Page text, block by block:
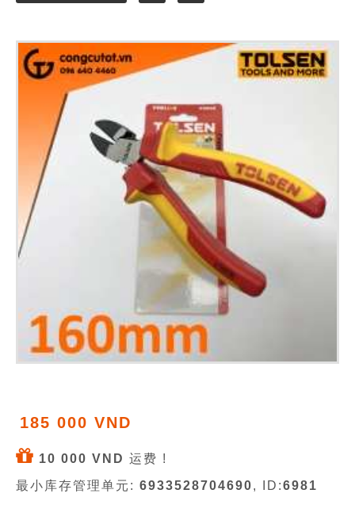
185 000 VND
10 000 VND 运费 !
最小库存管理单元: 6933528704690, ID:6981